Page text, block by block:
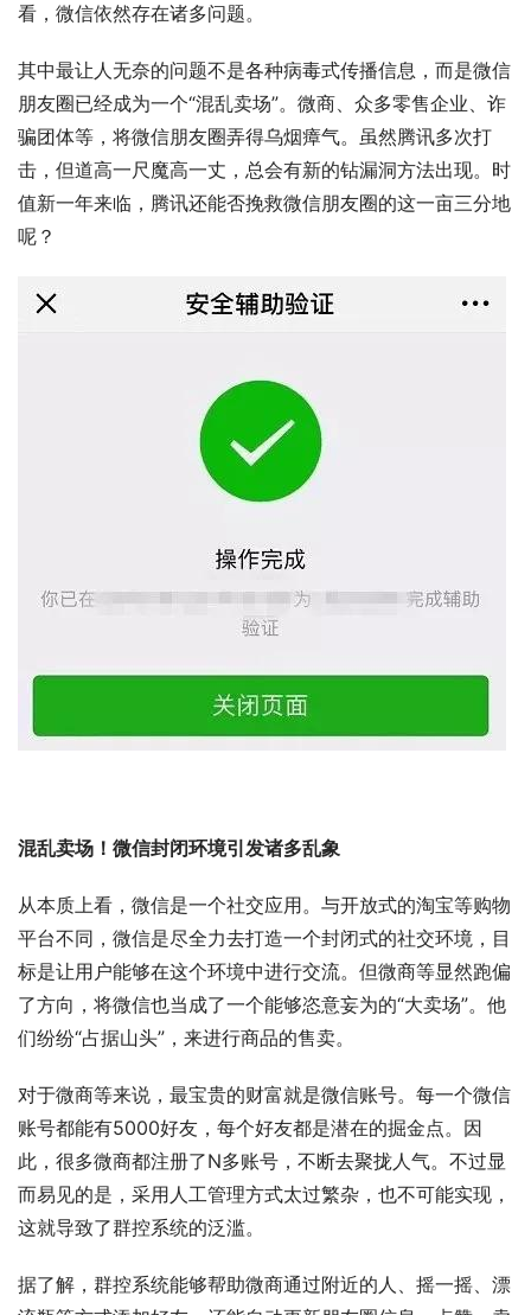
看，微信依然存在诸多问题。
其中最让人无奈的问题不是各种病毒式传播信息，而是微信
朋友圈已经成为一个“混乱卖场”。微商、众多零售企业、诈
骗团体等，将微信朋友圈弄得乌烟瘴气。虽然腾讯多次打
击，但道高一尺魔高一丈，总会有新的钻漏洞方法出现。时
值新一年来临，腾讯还能否挽救微信朋友圈的这一亩三分地
呢？
混乱卖场！微信封闭环境引发诸多乱象
从本质上看，微信是一个社交应用。与开放式的淘宝等购物
平台不同，微信是尽全力去打造一个封闭式的社交环境，目
标是让用户能够在这个环境中进行交流。但微商等显然跑偏
了方向，将微信也当成了一个能够恣意妄为的“大卖场”。他
们纷纷“占据山头”，来进行商品的售卖。
对于微商等来说，最宝贵的财富就是微信账号。每一个微信
账号都能有5000好友，每个好友都是潜在的掘金点。因
此，很多微商都注册了N多账号，不断去聚拢人气。不过显
而易见的是，采用人工管理方式太过繁杂，也不可能实现，
这就导致了群控系统的泛滥。
据了解，群控系统能够帮助微商通过附近的人、摇一摇、漂